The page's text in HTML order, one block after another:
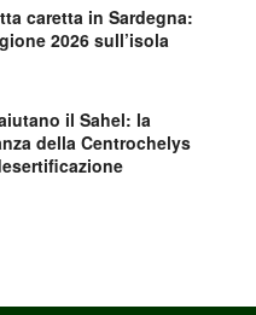
caretta in Sardegna:
2026 sull’isola
il Sahel: la
della Centrochelys